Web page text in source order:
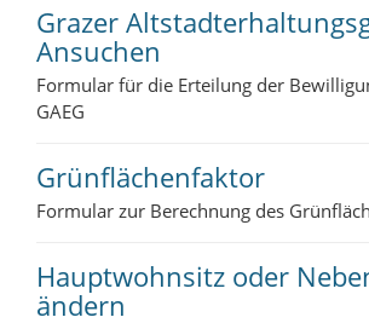
Grazer
Ansuchen
Formular für die Erteilung der
GAEG
Grünflächenfaktor
Formular zur Berechnung des
Hauptwohnsitz oder
ändern